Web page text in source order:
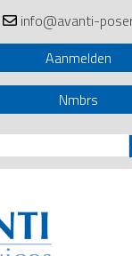
info@avanti-
Aanmelden
Nmbrs